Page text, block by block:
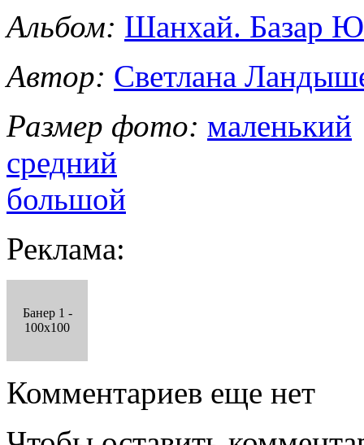
Альбом: Шанхай. Базар
Автор: Светлана
Размер фото: маленький
средний
большой
Реклама:
Банер 1 -
100x100
Комментариев еще нет